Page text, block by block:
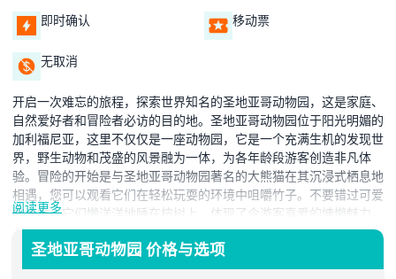
即时确认
移动票
无取消
开启一次难忘的旅程，探索世界知名的圣地亚哥动物园，这是家庭、
自然爱好者和冒险者必访的目的地。圣地亚哥动物园位于阳光明媚的
加利福尼亚，这里不仅仅是一座动物园，它是一个充满生机的发现世
界，野生动物和茂盛的风景融为一体，为各年龄段游客创造非凡体
验。冒险的开始是与圣地亚哥动物园著名的大熊猫在其沉浸式栖息地
相遇，您可以观看它们在轻松玩耍的环境中咀嚼竹子。不要错过可爱
的考拉，它们懒洋洋地睡在桉树上，体现了令游客喜爱的慵懒魅力。
对于植物爱好者来说，圣地亚哥动物园是一个植物天堂，拥有超过
70万株珍稀植物。参加自行导览的植物之旅，穿越生机勃勃的花园
和独特的植物收藏，感受自然美景充盈每一个角落。精彩还不止于
阅读更多
圣地亚哥动物园 价格与选项